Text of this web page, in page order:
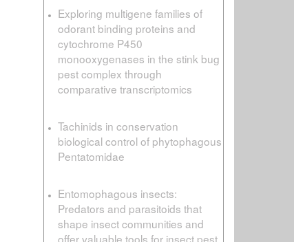
Exploring multigene families of
odorant binding proteins and
cytochrome P450
monooxygenases in the stink bug
pest complex through
comparative transcriptomics
Tachinids in conservation
biological control of phytophagous
Pentatomidae
Entomophagous insects:
Predators and parasitoids that
shape insect communities and
offer valuable tools for insect pest